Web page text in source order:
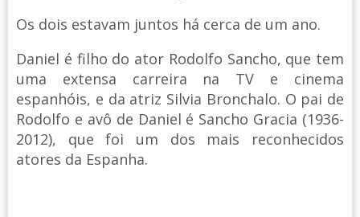
Os dois estavam juntos há cerca de um ano.
Daniel é filho do ator Rodolfo Sancho, que tem
uma extensa carreira na TV e cinema
espanhóis, e da atriz Silvia Bronchalo. O pai de
Rodolfo e avô de Daniel é Sancho Gracia (1936-
2012), que foi um dos mais reconhecidos
atores da Espanha.